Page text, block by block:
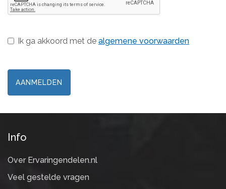
Ik ga akkoord met de algemene voorwaarden
Info
Over Ervaringendelen.nl
Veel gestelde vragen